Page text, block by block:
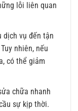
lỗi liên quan
dịch vụ đến tận
nhiên, nếu
có thể giảm
chữa nhanh
sự kịp thời.